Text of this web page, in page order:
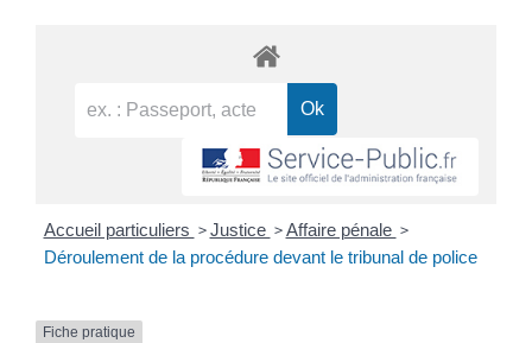
Accueil particuliers > Justice > Affaire pénale >
Déroulement de la procédure devant le tribunal de police
Fiche pratique